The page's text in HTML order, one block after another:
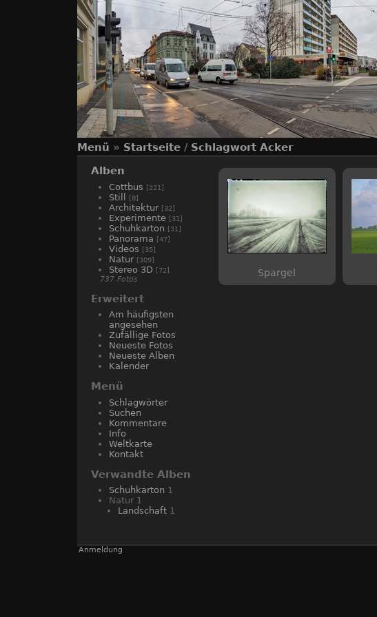
Menü » Startseite / Schlagwort Acker
Alben
Cottbus [221]
Still [8]
Architektur [32]
Experimente [31]
Schuhkarton [31]
Panorama [47]
Videos [35]
Natur [309]
Stereo 3D [72]
737 Fotos
Erweitert
Am häufigsten
angesehen
Zufällige Fotos
Neueste Fotos
Neueste Alben
Kalender
Menü
Schlagwörter
Suchen
Kommentare
Info
Weltkarte
Kontakt
Verwandte Alben
Schuhkarton 1
Natur 1
Landschaft 1
Spargel
Anmeldung